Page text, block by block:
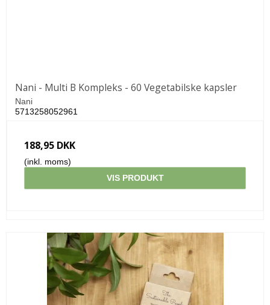
Nani - Multi B Kompleks - 60 Vegetabilske kapsler
Nani
5713258052961
188,95 DKK
(inkl. moms)
VIS PRODUKT